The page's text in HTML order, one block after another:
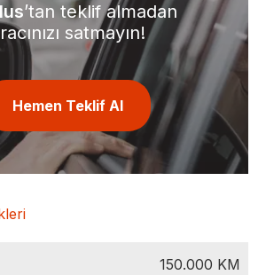
’tan teklif almadan
satmayın!
Hemen Teklif Al
150.000 KM